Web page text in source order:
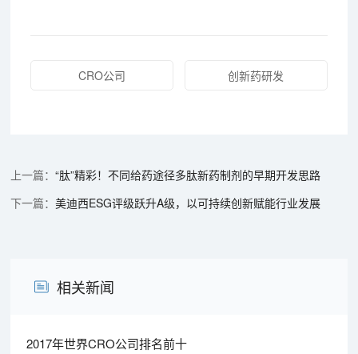
CRO公司 创新药研发
“肽”精彩！不同给药途径多肽新药制剂的早期开发思路
美迪西ESG评级跃升A级，以可持续创新赋能行业发展
相关新闻
2017年世界CRO公司排名前十